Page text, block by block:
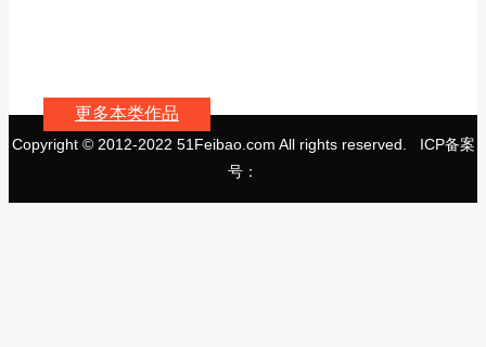
更多本类作品
Copyright © 2012-2022 51Feibao.com All rights reserved. ICP备案
号：